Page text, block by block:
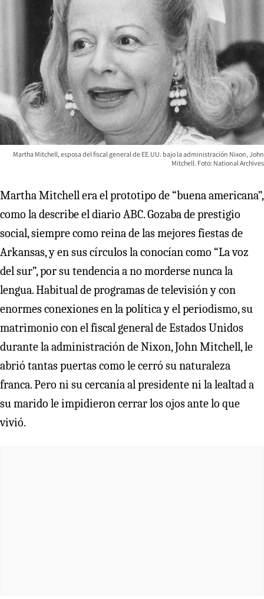
Martha Mitchell, esposa del fiscal general de EE.UU. bajo la administración Nixon, John
Mitchell. Foto: National Archives
Martha Mitchell era el prototipo de “buena americana”,
como la describe el diario ABC. Gozaba de prestigio
social, siempre como reina de las mejores fiestas de
Arkansas, y en sus círculos la conocían como “La voz
del sur”, por su tendencia a no morderse nunca la
lengua. Habitual de programas de televisión y con
enormes conexiones en la política y el periodismo, su
matrimonio con el fiscal general de Estados Unidos
durante la administración de Nixon, John Mitchell, le
abrió tantas puertas como le cerró su naturaleza
franca. Pero ni su cercanía al presidente ni la lealtad a
su marido le impidieron cerrar los ojos ante lo que
vivió.